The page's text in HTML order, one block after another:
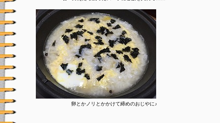
卵とかノリとかかけて締めのおじやに♪